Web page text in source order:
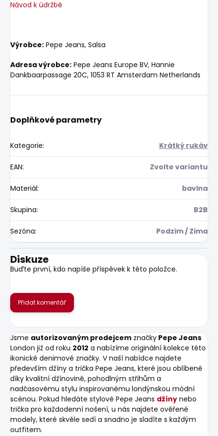
Návod k údržbě
Výrobce: Pepe Jeans, Salsa
Adresa výrobce: Pepe Jeans Europe BV, Hannie
Dankbaarpassage 20C, 1053 RT Amsterdam Netherlands
Doplňkové parametry
Kategorie: Krátký rukáv
EAN: Zvolte variantu
Materiál: bavlna
Skupina: B2B
Sezóna: Podzim / Zima
Diskuze
Buďte první, kdo napíše příspěvek k této položce.
Přidat komentář
Jsme autorizovaným prodejcem značky Pepe Jeans
London již od roku 2012 a nabízíme originální kolekce této
ikonické denimové značky. V naší nabídce najdete
především džíny a trička Pepe Jeans, které jsou oblíbené
díky kvalitní džínovině, pohodlným střihům a
nadčasovému stylu inspirovanému londýnskou módní
scénou. Pokud hledáte stylové Pepe Jeans džíny nebo
trička pro každodenní nošení, u nás najdete ověřené
modely, které skvěle sedí a snadno je sladíte s každým
outfitem.